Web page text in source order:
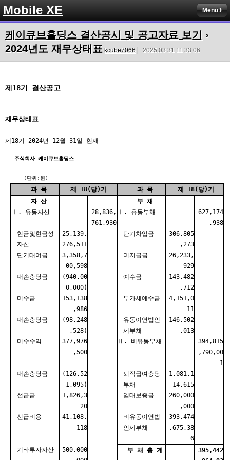
Mobile XE Menu
케이큐브홀딩스 결산공시 및 공고자료 보기
›
2024년도 재무상태표 kcube7066 2025.03.31 11:33:06
제18기 결산공고
재무상태표
제18기 2024년 12월 31일 현재
주식회사 케이큐브홀딩스
(단위:원)
과 목 제 18(당)기 과 목
제 18(당)기
자 산
부 채
Ⅰ. 유동자산
28,836,
761,930
Ⅰ. 유동부채
627,174
,938
현금및현금성
자산
25,139,
276,511
단기차입금
306,805
,273
단기대여금
3,358,7
00,598
미지급금
26,233,
929
대손충당금
(940,00
0,000)
예수금
143,482
,712
미수금
153,138
,986
부가세예수금
4,151,0
11
대손충당금
(98,248
,528)
유동이연법인
세부채
146,502
,013
미수수익
377,976
,500
Ⅱ. 비유동부채
394,815
,790,00
1
대손충당금
(126,52
1,095)
퇴직급여충당
부채
1,081,1
14,615
선급금
1,826,3
20
임대보증금
260,000
,000
선급비용
41,108,
118
비유동이연법
인세부채
393,474
,675,38
6
기타투자자산
500,000
부 채 총 계
395,442